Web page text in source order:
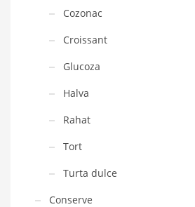
Cozonac
Croissant
Glucoza
Halva
Rahat
Tort
Turta dulce
Conserve